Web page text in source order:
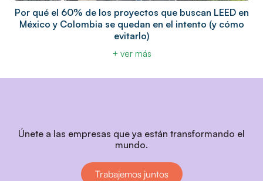
Por qué el 60% de los proyectos que buscan LEED en
México y Colombia se quedan en el intento (y cómo
evitarlo)
+ ver más
Únete a las empresas que ya están transformando el
mundo.
Trabajemos juntos